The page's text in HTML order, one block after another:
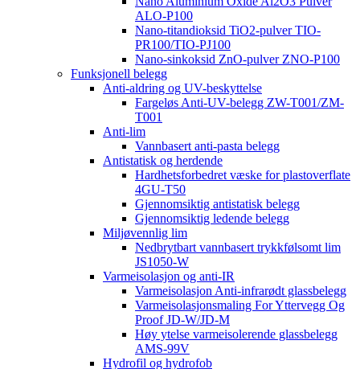
ALO-P100
Nano-titandioksid TiO2-pulver TIO-
PR100/TIO-PJ100
Nano-sinkoksid ZnO-pulver ZNO-P100
Funksjonell belegg
Anti-aldring og UV-beskyttelse
Fargeløs Anti-UV-belegg ZW-T001/ZM-
T001
Anti-lim
Vannbasert anti-pasta belegg
Antistatisk og herdende
Hardhetsforbedret væske for plastoverflate
4GU-T50
Gjennomsiktig antistatisk belegg
Gjennomsiktig ledende belegg
Miljøvennlig lim
Nedbrytbart vannbasert trykkfølsomt lim
JS1050-W
Varmeisolasjon og anti-IR
Varmeisolasjon Anti-infrarødt glassbelegg
Varmeisolasjonsmaling For Yttervegg Og
Proof JD-W/JD-M
Høy ytelse varmeisolerende glassbelegg
AMS-99V
Hydrofil og hydrofob